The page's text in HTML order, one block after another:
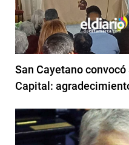
San Cayetano
Capital: